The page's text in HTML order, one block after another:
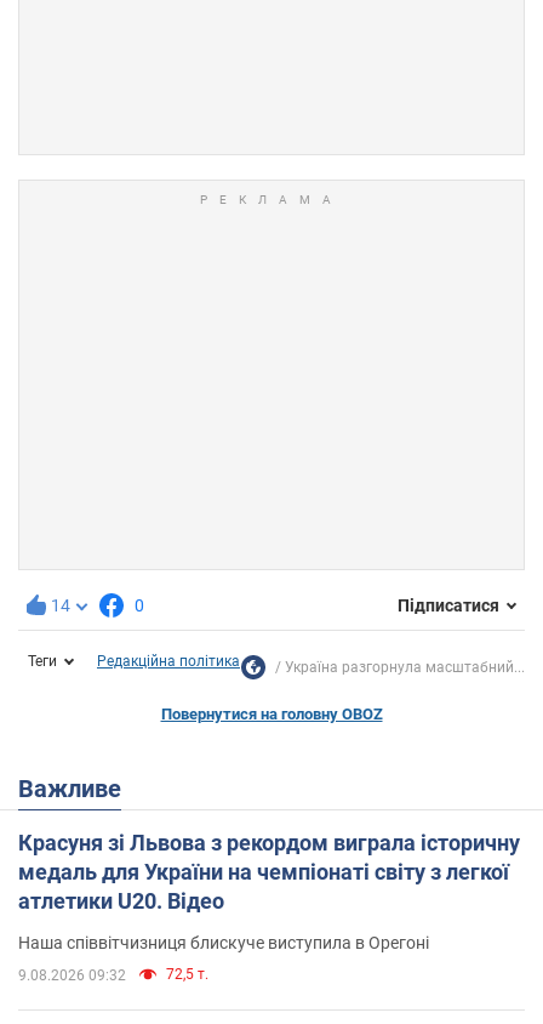
14 0 Підписатися
Теги Редакційна політика Україна разгорнула масштабний...
Повернутися на головну OBOZ
Важливе
Красуня зі Львова з рекордом виграла історичну
медаль для України на чемпіонаті світу з легкої
атлетики U20. Відео
Наша співвітчизниця блискуче виступила в Орегоні
9.08.2026 09:32 72,5 т.